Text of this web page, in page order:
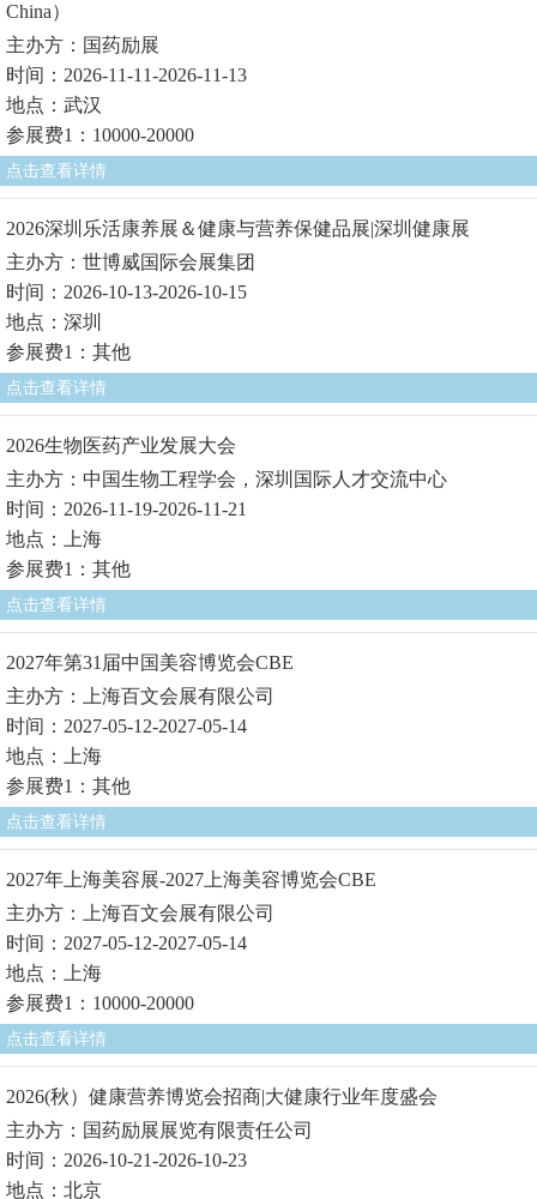
China）
主办方：国药励展
时间：2026-11-11-2026-11-13
地点：武汉
参展费1：10000-20000
点击查看详情
2026深圳乐活康养展＆健康与营养保健品展|深圳健康展
主办方：世博威国际会展集团
时间：2026-10-13-2026-10-15
地点：深圳
参展费1：其他
点击查看详情
2026生物医药产业发展大会
主办方：中国生物工程学会，深圳国际人才交流中心
时间：2026-11-19-2026-11-21
地点：上海
参展费1：其他
点击查看详情
2027年第31届中国美容博览会CBE
主办方：上海百文会展有限公司
时间：2027-05-12-2027-05-14
地点：上海
参展费1：其他
点击查看详情
2027年上海美容展-2027上海美容博览会CBE
主办方：上海百文会展有限公司
时间：2027-05-12-2027-05-14
地点：上海
参展费1：10000-20000
点击查看详情
2026(秋）健康营养博览会招商|大健康行业年度盛会
主办方：国药励展展览有限责任公司
时间：2026-10-21-2026-10-23
地点：北京